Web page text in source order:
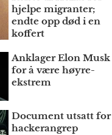
hjelpe migranter;
endte opp død i en
koffert
Anklager Elon Musk
for å være høyre­
ekstrem
Document utsatt for
hackerangrep